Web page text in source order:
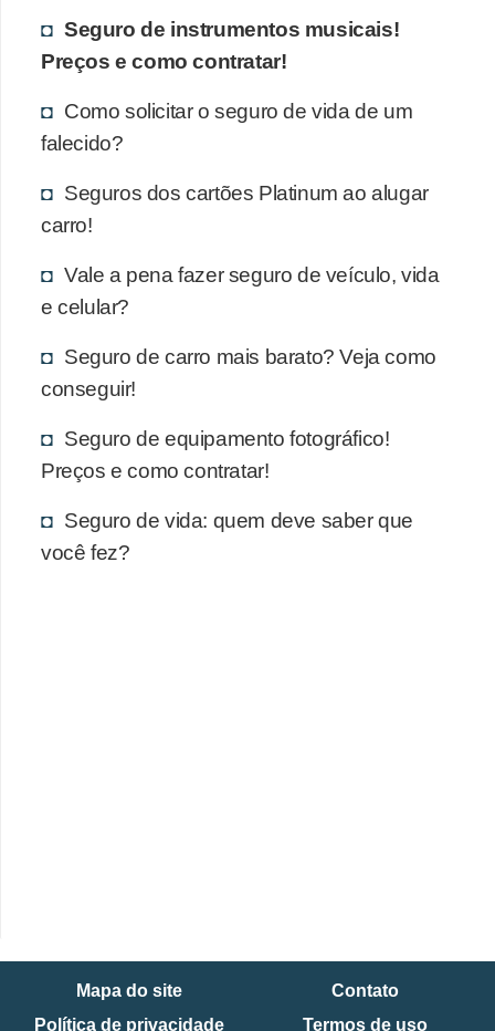
Seguro de instrumentos musicais!
Preços e como contratar!
Como solicitar o seguro de vida de um
falecido?
Seguros dos cartões Platinum ao alugar
carro!
Vale a pena fazer seguro de veículo, vida
e celular?
Seguro de carro mais barato? Veja como
conseguir!
Seguro de equipamento fotográfico!
Preços e como contratar!
Seguro de vida: quem deve saber que
você fez?
Mapa do site
Contato
Política de privacidade
Termos de uso